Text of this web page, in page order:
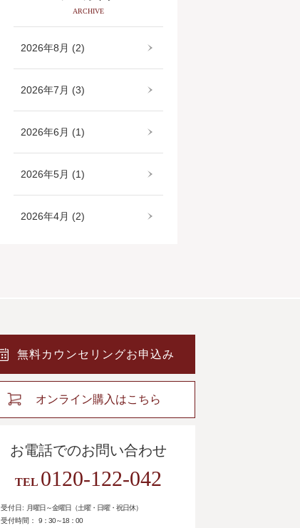
ARCHIVE
2026年8月 (2)
2026年7月 (3)
2026年6月 (1)
2026年5月 (1)
2026年4月 (2)
無料カウンセリングお申込み
オンライン購入はこちら
お電話でのお問い合わせ
TEL 0120-122-042
受付日: 月曜日～金曜日（土曜・日曜・祝日休）
受付時間：
9：30～18：00